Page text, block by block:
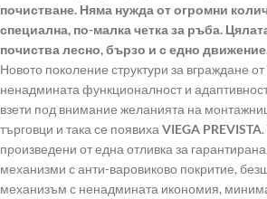
почистване. Няма нужда от огромни
специална, по-малка четка за ръба.
почиства лесно, бързо и с едно движение
Новото поколение структури за вграждане от
ненадмината функционалност и
взети под внимание желанията на
търговци и така се появиха VIEGA PREVISTA
произведени от една отливка за
механизми с анти-варовиково покритие,
механизъм с ненадмината икономия,